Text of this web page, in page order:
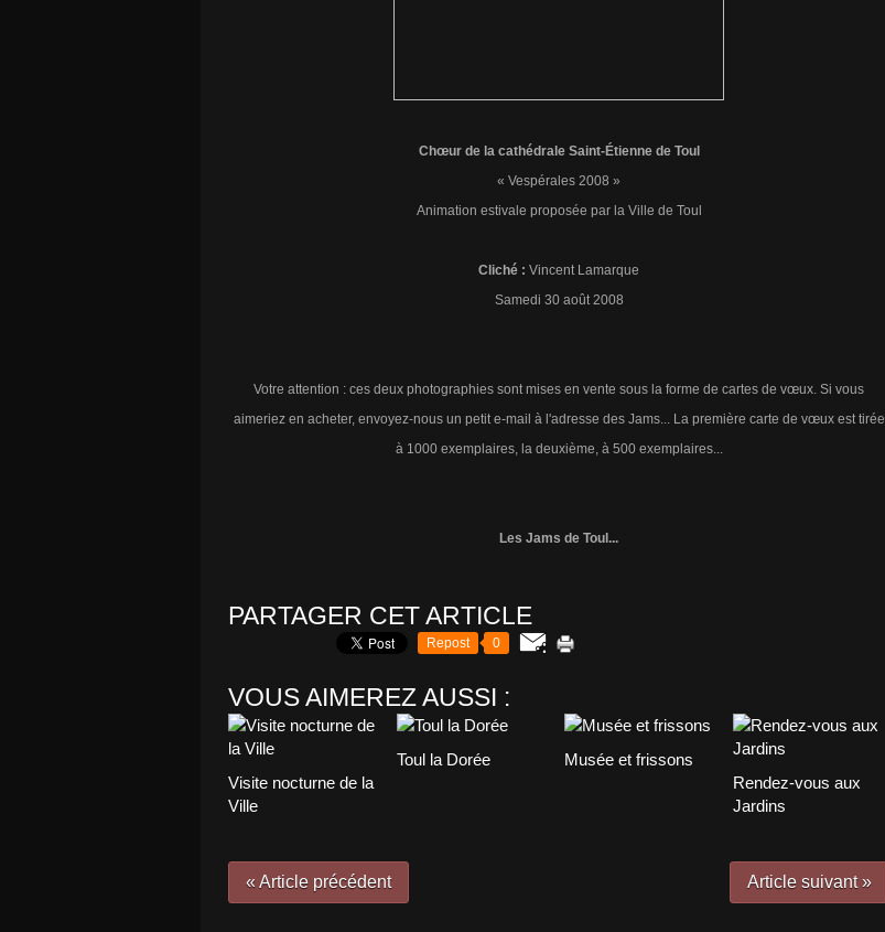
Chœur de la cathédrale Saint-Étienne de Toul
« Vespérales 2008 »
Animation estivale proposée par la Ville de Toul
Cliché : Vincent Lamarque
Samedi 30 août 2008
Votre attention : ces deux photographies sont mises en vente sous la forme de cartes de vœux. Si vous
aimeriez en acheter, envoyez-nous un petit e-mail à l'adresse des Jams... La première carte de vœux est tirée
à 1000 exemplaires, la deuxième, à 500 exemplaires...
Les Jams de Toul...
PARTAGER CET ARTICLE
Repost 0
VOUS AIMEREZ AUSSI :
Visite nocturne de la
Ville
Toul la Dorée
Musée et frissons
Rendez-vous aux
Jardins
« Article précédent Article suivant »